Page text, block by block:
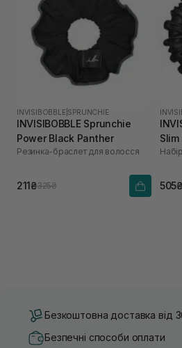
INVISIBOBBLE SPRUNCHIE
INVISIBOBBLE Sprunchie
Power Black Panther
Резинка-браслет для волосся
211₴325₴ 505₴
Безкоштовна доставка від
Безпечні способи оплати